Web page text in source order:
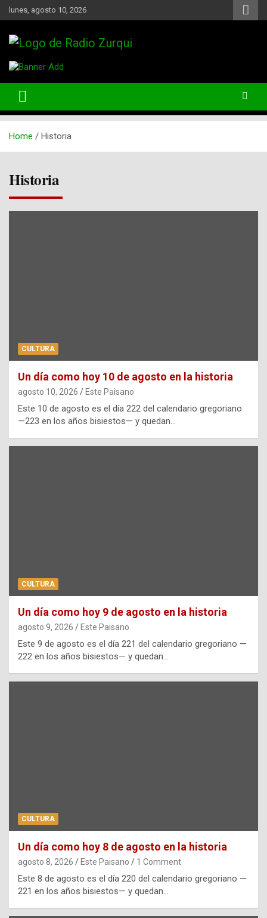
Skip
to
lunes, agosto 10, 2026
Radio Zurqui
Home Historia
Historia
CULTURA
Un día como hoy 10 de agosto en la historia
agosto 10, 2026 Este Paisano
Este 10 de agosto es el día 222 del calendario gregoriano
—223 en los años bisiestos— y quedan…
CULTURA
Un día como hoy 9 de agosto en la historia
agosto 9, 2026 Este Paisano
Este 9 de agosto es el día 221 del calendario gregoriano —
222 en los años bisiestos— y quedan…
CULTURA
Un día como hoy 8 de agosto en la historia
agosto 8, 2026 Este Paisano 1 Comment
Este 8 de agosto es el día 220 del calendario gregoriano —
221 en los años bisiestos— y quedan…